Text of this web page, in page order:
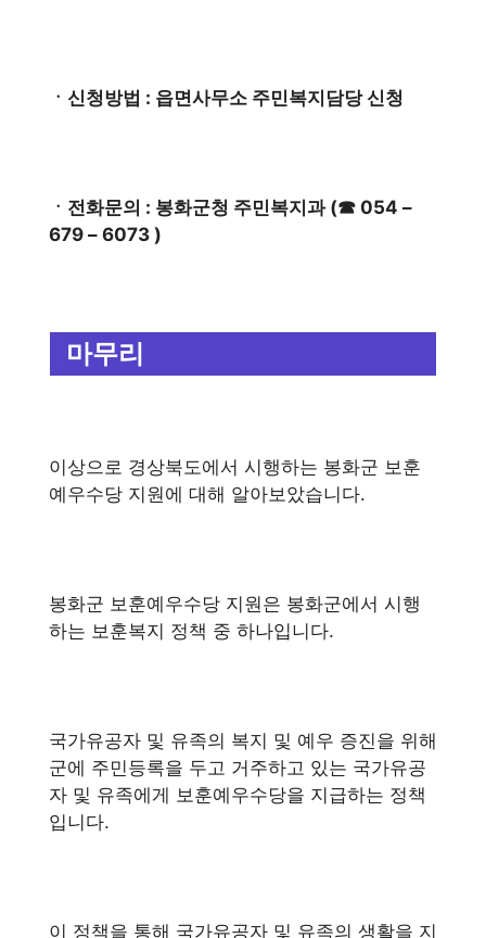
ㆍ신청방법 : 읍면사무소 주민복지담당 신청
ㆍ전화문의 : 봉화군청 주민복지과 (☎ 054 –
679 – 6073 )
마무리
이상으로 경상북도에서 시행하는 봉화군 보훈
예우수당 지원에 대해 알아보았습니다.
봉화군 보훈예우수당 지원은 봉화군에서 시행
하는 보훈복지 정책 중 하나입니다.
국가유공자 및 유족의 복지 및 예우 증진을 위해
군에 주민등록을 두고 거주하고 있는 국가유공
자 및 유족에게 보훈예우수당을 지급하는 정책
입니다.
이 정책을 통해 국가유공자 및 유족의 생활을 지